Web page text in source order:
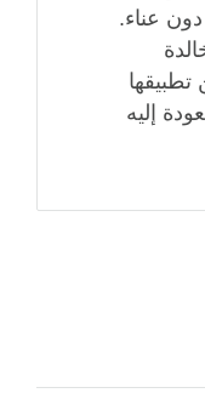
عناء.
إليه